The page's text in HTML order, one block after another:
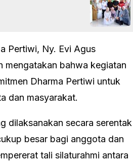
Pertiwi, Ny. Evi Agus
mengatakan bahwa kegiatan
Dharma Pertiwi untuk
dan masyarakat.
dilaksanakan secara serentak
besar bagi anggota dan
tali silaturahmi antara